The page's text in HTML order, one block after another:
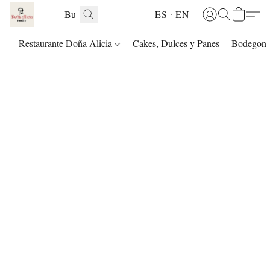
ES EN
Restaurante Doña Alicia Cakes, Dulces y Panes Bodegon